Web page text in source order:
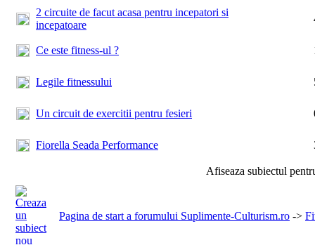
2 circuite de facut acasa pentru incepatori si
incepatoare
Ce este fitness-ul ?
Legile fitnessului
Un circuit de exercitii pentru fesieri
Fiorella Seada Performance
Afiseaza subiectul
Pagina de start a forumului Suplimente-Culturism.ro ->